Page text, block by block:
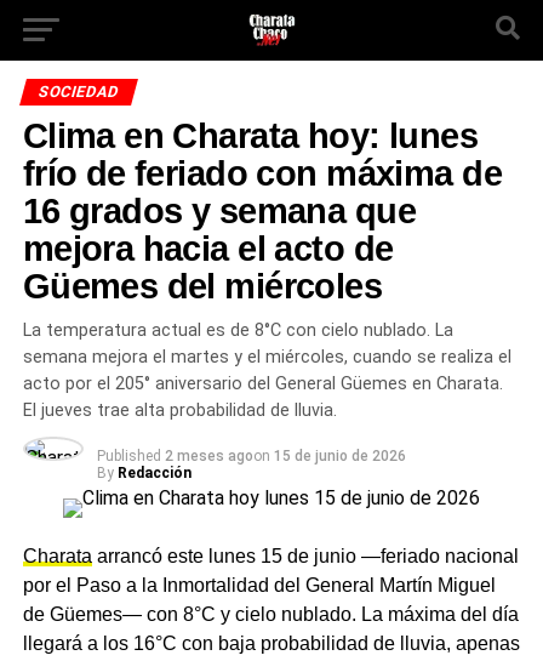
SOCIEDAD
Clima en Charata hoy: lunes
frío de feriado con máxima de
16 grados y semana que
mejora hacia el acto de
Güemes del miércoles
La temperatura actual es de 8°C con cielo nublado. La
semana mejora el martes y el miércoles, cuando se realiza el
acto por el 205° aniversario del General Güemes en Charata.
El jueves trae alta probabilidad de lluvia.
Published 2 meses agoon 15 de junio de 2026
By Redacción
Charata arrancó este lunes 15 de junio —feriado nacional
por el Paso a la Inmortalidad del General Martín Miguel
de Güemes— con 8°C y cielo nublado. La máxima del día
llegará a los 16°C con baja probabilidad de lluvia, apenas